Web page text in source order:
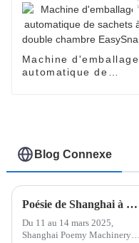
huiles, lotions, soins
de la peau
Machine d'emballage
automatique de
Blog Connexe
Poésie de Shanghai à Propak Africa 2025
Du 11 au 14 mars 2025,
Shanghai Poemy Machinery